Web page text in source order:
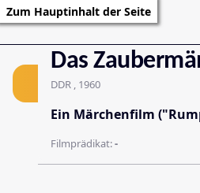
Zum Hauptinhalt der Seite
Film
Das
DDR , 1960
Ein Märchenfilm
Filmprädikat:-